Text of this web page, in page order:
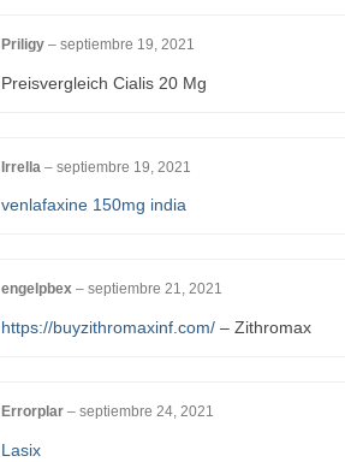
Priligy – septiembre 19, 2021
Preisvergleich Cialis 20 Mg
Irrella – septiembre 19, 2021
venlafaxine 150mg india
engelpbex – septiembre 21, 2021
https://buyzithromaxinf.com/ – Zithromax
Errorplar – septiembre 24, 2021
Lasix